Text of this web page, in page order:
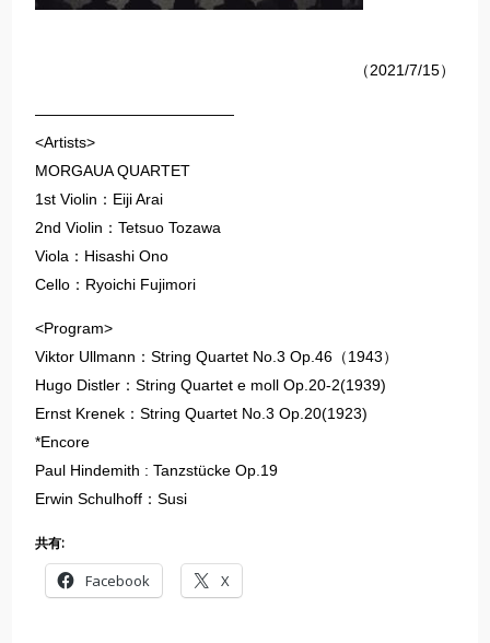
（2021/7/15）
—————————————
<Artists>
MORGAUA QUARTET
1st Violin：Eiji Arai
2nd Violin：Tetsuo Tozawa
Viola：Hisashi Ono
Cello：Ryoichi Fujimori
<Program>
Viktor Ullmann：String Quartet No.3 Op.46（1943）
Hugo Distler：String Quartet e moll Op.20-2(1939)
Ernst Krenek：String Quartet No.3 Op.20(1923)
*Encore
Paul Hindemith : Tanzstücke Op.19
Erwin Schulhoff：Susi
共有:
Facebook X